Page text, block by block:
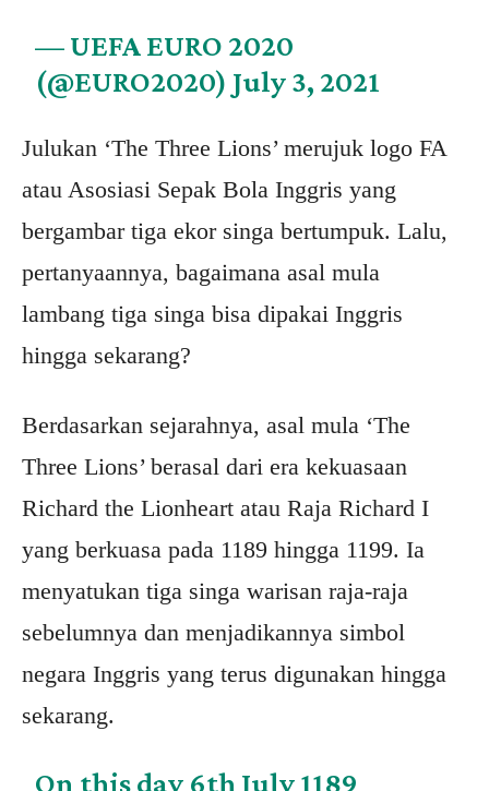
— UEFA EURO 2020
(@EURO2020) July 3, 2021
Julukan ‘The Three Lions’ merujuk logo FA
atau Asosiasi Sepak Bola Inggris yang
bergambar tiga ekor singa bertumpuk. Lalu,
pertanyaannya, bagaimana asal mula
lambang tiga singa bisa dipakai Inggris
hingga sekarang?
Berdasarkan sejarahnya, asal mula ‘The
Three Lions’ berasal dari era kekuasaan
Richard the Lionheart atau Raja Richard I
yang berkuasa pada 1189 hingga 1199. Ia
menyatukan tiga singa warisan raja-raja
sebelumnya dan menjadikannya simbol
negara Inggris yang terus digunakan hingga
sekarang.
On this day 6th July 1189